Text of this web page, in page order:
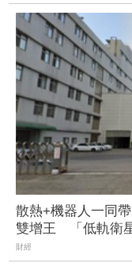
散熱+機器人一同
雙增王 「低軌衛
財經